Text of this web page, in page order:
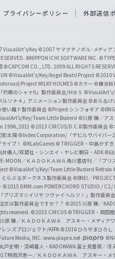
プライバシーポリシー 外部送信
VisualArt's/Key ©2007 ヤマグチノボル･メディア
©NIPPON ICHI SOFTWARE INC.
©CAPCOM CO., LTD. 2009 ALL RIGHTS
©VisualArt's/Key/Angel Beats! Project ©2010
Project MILKY HOLMES ©カラー ©鎌池和
灼眼のシャナII』製作委員会/ＭＢＳ ©VisualArt's/
ソナ４」アニメーション製作委員会 ©あらゐけ
使い魔Ｆ製作委員会 ©Project シンフォギア
Key/Team Little Busters! ©川原 礫／アス
1996,2011 ©2013 CIRCUS/D.C.III製作委員会 ©
影太陽 ©Index Corporation/「デビルサバイバー
イブ！ ©KLabGames © TRIGGER・中島かず
儀人/双葉社・シンエイ・テレビ朝日・ADK ©臼
MOON／ＫＡＤＯＫＡＷＡ 角川書店刊／「プ
©VisualArt's/Key/Team Little Busters! Refrain
とらぶるダークネス製作委員会 ©BNEI／
©2015 DMM.com POWERCHORD STUDIO / C2 /
プリズマ☆イリヤ ツヴァイ ヘルツ！」製作委員会
文は製作委員会ですか？？ ©2015 川原 礫／
reserved. ©2015 CIRCUS ©TRIGGER・岡田
原 礫／ＫＡＤＯＫＡＷＡ アスキー・メディア
ンズプロジェクト/KFPA ©2016 ひろやまひろし
Media, INC. www.piapro.net
戸史明・深崎暮人・KADOKAWA 富士見書房／冴
時雨沢恵一／ＫＡＤＯＫＡＷＡ アスキー・メ